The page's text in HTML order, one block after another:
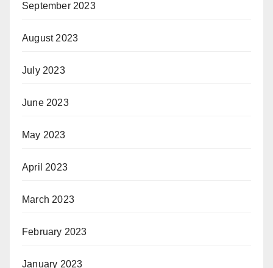
September 2023
August 2023
July 2023
June 2023
May 2023
April 2023
March 2023
February 2023
January 2023